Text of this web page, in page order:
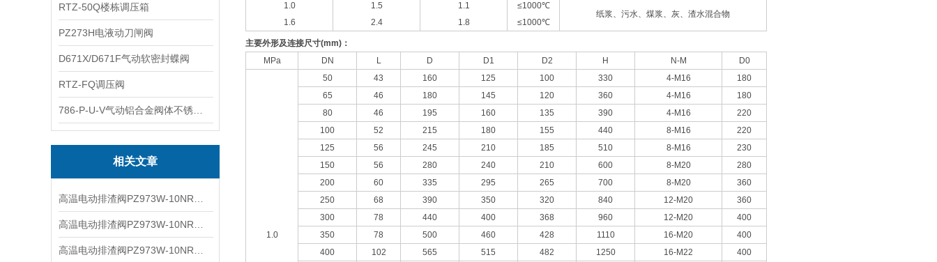
RTZ-50Q楼栋调压箱
PZ273H电液动刀闸阀
D671X/D671F气动软密封蝶阀
RTZ-FQ调压阀
相关文章
1.0
1.6
1.5
2.4
1.1
1.8
≤1000℃
≤1000℃
纸浆、污水、煤浆、灰、渣水混合物
主要外形及连接尺寸(mm) ：
MPa
DN L D D1 D2 H N-M D0
1.0
50 43 160 125 100 330 4-M16
180
65
46 180 145 120 360 4-M16
180
80
46 195 160 135 390 4-M16
220
100
52 215 180 155 440 8-M16
220
125
56 245 210 185 510 8-M16
230
150
56 280 240 210 600 8-M20
280
200
60 335 295 265 700 8-M20
360
250
68 390 350 320 840 12-M20
360
300
78 440 400 368 960 12-M20
400
350
78 500 460 428 1110 16-M20
400
400
102 565 515 482 1250 16-M22
400